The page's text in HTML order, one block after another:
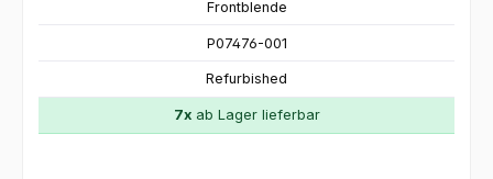
Frontblende
P07476-001
Refurbished
7xab Lager lieferbar